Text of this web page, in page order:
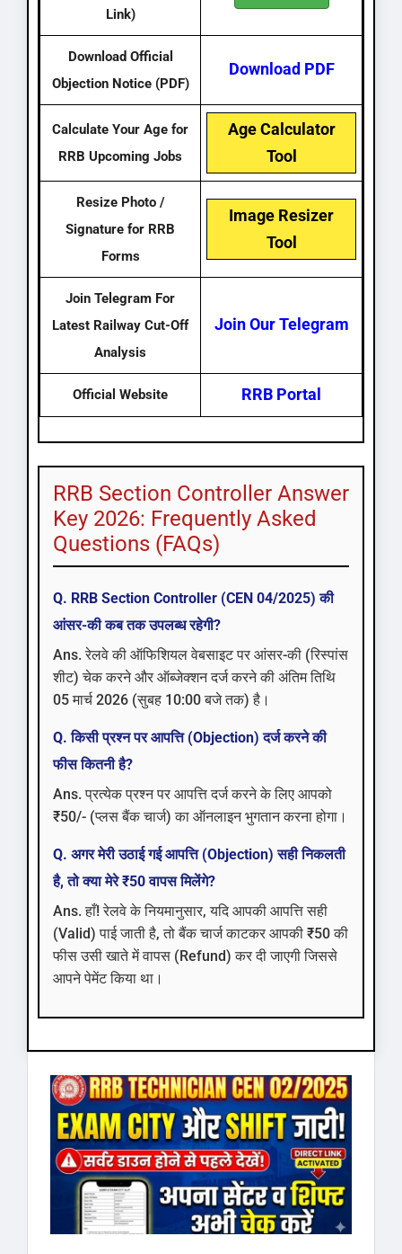
Link)
Download Official
Objection Notice (PDF)
Download PDF
Calculate Your Age for
RRB Upcoming Jobs
Age Calculator
Tool
Resize Photo /
Signature for RRB
Forms
Image Resizer
Tool
Join Telegram For
Latest Railway Cut-Off
Analysis
Join Our Telegram
Official Website RRB Portal
RRB Section Controller Answer
Key 2026: Frequently Asked
Questions (FAQs)
Q. RRB Section Controller (CEN 04/2025) की
आंसर-की कब तक उपलब्ध रहेगी?
Ans. रेलवे की ऑफिशियल वेबसाइट पर आंसर-की (रिस्पांस
शीट) चेक करने और ऑब्जेक्शन दर्ज करने की अंतिम तिथि
05 मार्च 2026 (सुबह 10:00 बजे तक) है।
Q. किसी प्रश्न पर आपत्ति (Objection) दर्ज करने की
फीस कितनी है?
Ans. प्रत्येक प्रश्न पर आपत्ति दर्ज करने के लिए आपको
₹50/- (प्लस बैंक चार्ज) का ऑनलाइन भुगतान करना होगा।
Q. अगर मेरी उठाई गई आपत्ति (Objection) सही निकलती
है, तो क्या मेरे ₹50 वापस मिलेंगे?
Ans. हाँ! रेलवे के नियमानुसार, यदि आपकी आपत्ति सही
(Valid) पाई जाती है, तो बैंक चार्ज काटकर आपकी ₹50 की
फीस उसी खाते में वापस (Refund) कर दी जाएगी जिससे
आपने पेमेंट किया था।